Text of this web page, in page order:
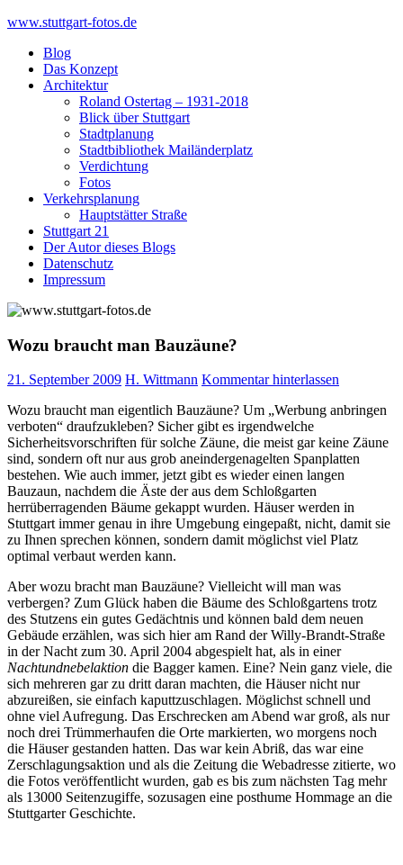
Skip
content
www.stuttgart-fotos.de
Blog
Das Konzept
Architektur
Roland Ostertag – 1931-2018
Blick über Stuttgart
Stadtplanung
Stadtbibliothek Mailänderplatz
Verdichtung
Fotos
Verkehrsplanung
Hauptstätter Straße
Stuttgart 21
Der Autor dieses Blogs
Datenschutz
Impressum
Wozu braucht man Bauzäune?
21. September 2009 H. Wittmann Kommentar hinterlassen
Wozu braucht man eigentlich Bauzäune? Um „Werbung anbringen
verboten“ draufzukleben? Sicher gibt es irgendwelche
Sicherheitsvorschriften für solche Zäune, die meist gar keine Zäune
sind, sondern oft nur aus grob aneindergenagelten Spanplatten
bestehen. Wie auch immer, jetzt gibt es wieder einen langen
Bauzaun, nachdem die Äste der aus dem Schloßgarten
herrüberragenden Bäume gekappt wurden. Häuser werden in
Stuttgart immer genau in ihre Umgebung eingepaßt, nicht, damit sie
zu Ihnen sprechen können, sondern damit möglichst viel Platz
optimal verbaut werden kann.
Aber wozu bracht man Bauzäune? Vielleicht will man was
verbergen? Zum Glück haben die Bäume des Schloßgartens trotz
des Stutzens ein gutes Gedächtnis und können bald dem neuen
Gebäude erzählen, was sich hier am Rand der Willy-Brandt-Straße
in der Nacht zum 30. April 2004 abgespielt hat, als in einer
Nachtundnebelaktion die Bagger kamen. Eine? Nein ganz viele, die
sich mehreren gar zu dritt daran machten, die Häuser nicht nur
abzureißen, sie einfach kaputtzuschlagen. Möglichst schnell und
ohne viel Aufregung. Das Erschrecken am Abend war groß, als nur
noch drei Trümmerhaufen die Orte markierten, wo morgens noch
die Häuser gestanden hatten. Das war kein Abriß, das war eine
Zerschlagungsaktion und als die Zeitung die Webadresse zitierte, wo
die Fotos veröffentlicht wurden, gab es bis zum nächsten Tag mehr
als 13000 Seitenzugiffe, sozusagen eine posthume Hommage an die
Stuttgarter Geschichte.